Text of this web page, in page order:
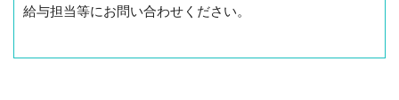
給与担当等にお問い合わせください。